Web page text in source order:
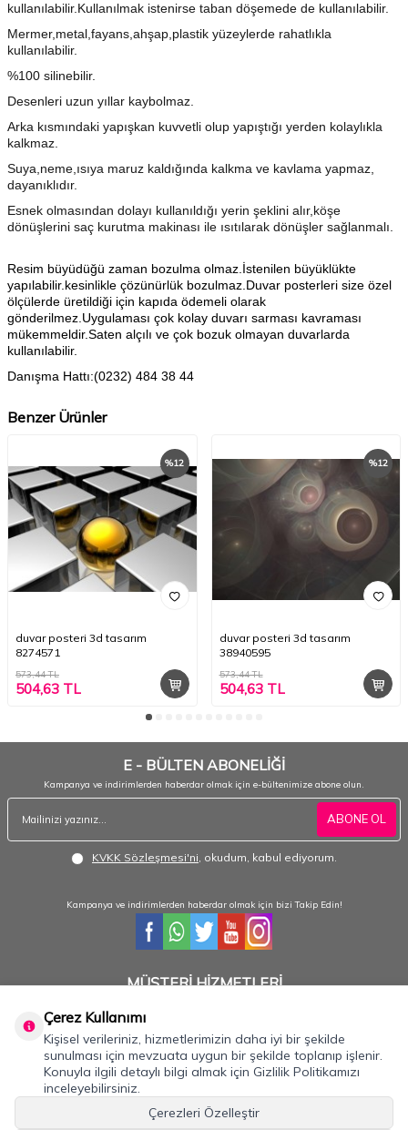
kullanılabilir.Kullanılmak istenirse taban döşemede de kullanılabilir.
Mermer,metal,fayans,ahşap,plastik yüzeylerde rahatlıkla
kullanılabilir.
%100 silinebilir.
Desenleri uzun yıllar kaybolmaz.
Arka kısmındaki yapışkan kuvvetli olup yapıştığı yerden kolaylıkla
kalkmaz.
Suya,neme,ısıya maruz kaldığında kalkma ve kavlama yapmaz,
dayanıklıdır.
Esnek olmasından dolayı kullanıldığı yerin şeklini alır,köşe
dönüşlerini saç kurutma makinası ile ısıtılarak dönüşler sağlanmalı.
Resim büyüdüğü zaman bozulma olmaz.İstenilen büyüklükte
yapılabilir.kesinlikle çözünürlük bozulmaz.Duvar posterleri size özel
ölçülerde üretildiği için kapıda ödemeli olarak
gönderilmez.Uygulaması çok kolay duvarı sarması kavraması
mükemmeldir.Saten alçılı ve çok bozuk olmayan duvarlarda
kullanılabilir.
Danışma Hattı:(0232) 484 38 44
Benzer Ürünler
%12
duvar posteri 3d tasarım
8274571
573,44TL
504,63 TL
%12
duvar posteri 3d tasarım
38940595
573,44TL
504,63TL
E - BÜLTEN ABONELİĞİ
Kampanya ve indirimlerden haberdar olmak için e-bültenimize abone olun.
ABONE OL
KVKK Sözleşmesi'ni , okudum, kabul ediyorum.
Kampanya ve indirimlerden haberdar olmak için bizi Takip Edin!
MÜŞTERİ HİZMETLERİ
siparişleriniz için ulaşabilirsiniz.
0232 484 3844- 0533 330 8895
Önemli Bilgiler
Çerez Kullanımı
Kişisel verileriniz, hizmetlerimizin daha iyi bir şekilde
sunulması için mevzuata uygun bir şekilde toplanıp işlenir.
Konuyla ilgili detaylı bilgi almak için Gizlilik Politikamızı
inceleyebilirsiniz.
Çerezleri Özelleştir